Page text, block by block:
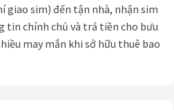
giao sim) đến tận nhà, nhận sim
tin chính chủ và trả tiền cho bưu
may mắn khi sở hữu thuê bao